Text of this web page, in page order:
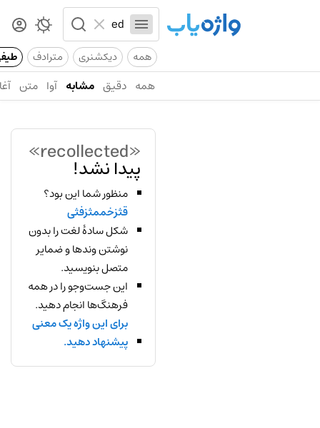
همه دیکشنری مترادف
همه دقیق مشابه آوا متن
«recollected»
پیدا نشد!
منظور شما این بود؟
قثزخممثزفثی
شکل سادهٔ لغت را بدون
نوشتن وندها و ضمایر
متصل بنویسید.
این جست‌وجو را در همه
فرهنگ‌ها انجام دهید.
برای این واژه یک معنی
پیشنهاد دهید.